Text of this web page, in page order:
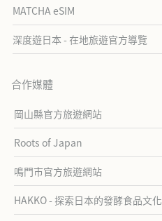
MATCHA eSIM
深度遊日本 - 在地旅遊官方導覽
合作媒體
岡山縣官方旅遊網站
Roots of Japan
鳴門市官方旅遊網站
HAKKO - 探索日本的發酵食品文化